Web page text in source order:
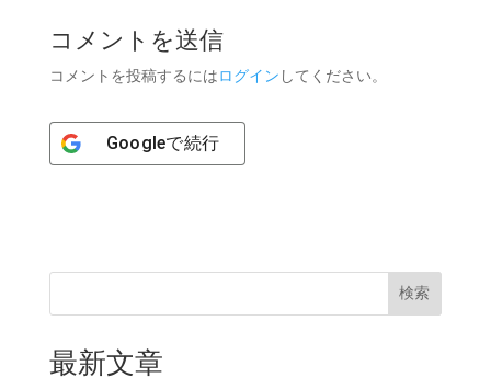
コメントを送信
コメントを投稿するにはログイン してください。
Googleで続行
検索
最新文章